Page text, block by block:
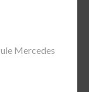
Mercedes